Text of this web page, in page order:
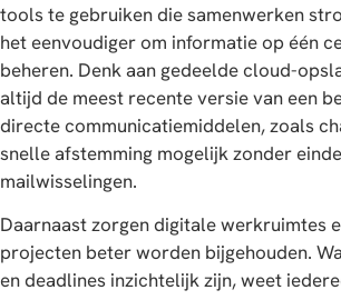
tools te gebruiken die samenwerken
het eenvoudiger om informatie op één
beheren. Denk aan gedeelde cloud-
altijd de meest recente versie van een
directe communicatiemiddelen, zoals
snelle afstemming mogelijk zonder
mailwisselingen.
Daarnaast zorgen digitale werkruimtes
projecten beter worden bijgehouden.
en deadlines inzichtelijk zijn, weet